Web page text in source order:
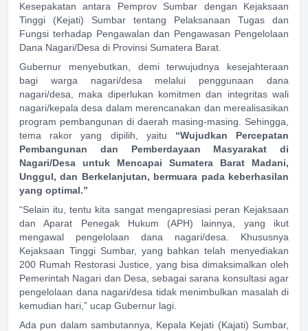
Kesepakatan antara Pemprov Sumbar dengan Kejaksaan
Tinggi (Kejati) Sumbar tentang Pelaksanaan Tugas dan
Fungsi terhadap Pengawalan dan Pengawasan Pengelolaan
Dana Nagari/Desa di Provinsi Sumatera Barat.
Gubernur menyebutkan, demi terwujudnya kesejahteraan
bagi warga nagari/desa melalui penggunaan dana
nagari/desa, maka diperlukan komitmen dan integritas wali
nagari/kepala desa dalam merencanakan dan merealisasikan
program pembangunan di daerah masing-masing. Sehingga,
tema rakor yang dipilih, yaitu “Wujudkan Percepatan
Pembangunan dan Pemberdayaan Masyarakat di
Nagari/Desa untuk Mencapai Sumatera Barat Madani,
Unggul, dan Berkelanjutan, bermuara pada keberhasilan
yang optimal.”
“Selain itu, tentu kita sangat mengapresiasi peran Kejaksaan
dan Aparat Penegak Hukum (APH) lainnya, yang ikut
mengawal pengelolaan dana nagari/desa. Khususnya
Kejaksaan Tinggi Sumbar, yang bahkan telah menyediakan
200 Rumah Restorasi Justice, yang bisa dimaksimalkan oleh
Pemerintah Nagari dan Desa, sebagai sarana konsultasi agar
pengelolaan dana nagari/desa tidak menimbulkan masalah di
kemudian hari,” ucap Gubernur lagi.
Ada pun dalam sambutannya, Kepala Kejati (Kajati) Sumbar,